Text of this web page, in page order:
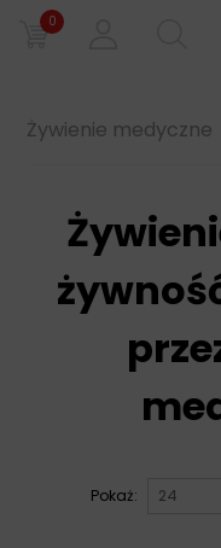
0
Żywienie medyczne
Pokaż: